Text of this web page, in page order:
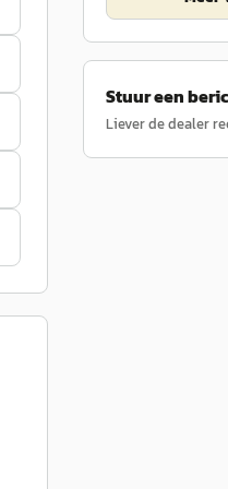
Stuur een
Liever de dealer